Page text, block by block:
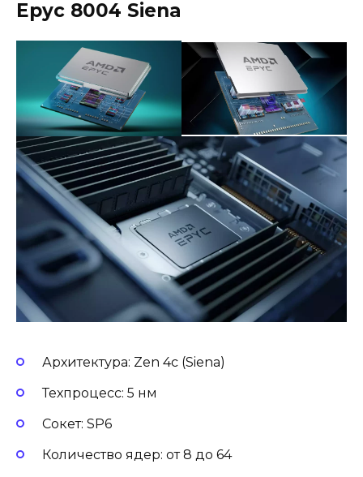
Epyc 8004 Siena
Архитектура: Zen 4c (Siena)
Техпроцесс: 5 нм
Сокет: SP6
Количество ядер: от 8 до 64